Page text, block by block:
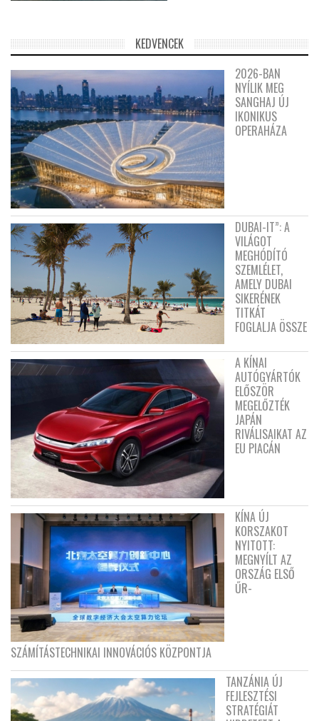
KEDVENCEK
2026-BAN
NYÍLIK MEG
SANGHAJ ÚJ
IKONIKUS
OPERAHÁZA
DUBAI-IT”: A
VILÁGOT
MEGHÓDÍTÓ
SZEMLÉLET,
AMELY DUBAI
SIKERÉNEK
TITKÁT
FOGLALJA ÖSSZE
A KÍNAI
AUTÓGYÁRTÓK
ELŐSZÖR
MEGELŐZTÉK
JAPÁN
RIVÁLISAIKAT AZ
EU PIACÁN
KÍNA ÚJ
KORSZAKOT
NYITOTT:
MEGNYÍLT AZ
ORSZÁG ELSŐ
ŰR-
SZÁMÍTÁSTECHNIKAI INNOVÁCIÓS KÖZPONTJA
TANZÁNIA ÚJ
FEJLESZTÉSI
STRATÉGIÁT